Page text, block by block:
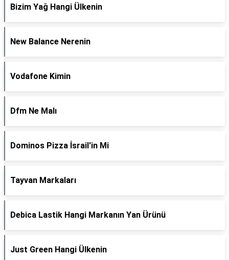
Bizim Yağ Hangi Ülkenin
New Balance Nerenin
Vodafone Kimin
Dfm Ne Malı
Dominos Pizza İsrail'in Mi
Tayvan Markaları
Debica Lastik Hangi Markanın Yan Ürünü
Just Green Hangi Ülkenin